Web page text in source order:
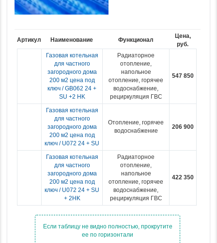
Артикул Наименование Функционал
Цена,
руб.
Газовая котельная
для частного
загородного дома
200 м2 цена под
ключ / GB062 24 +
SU +2 HK
Радиаторное
отопление,
напольное
отопление, горячее
водоснабжение,
рециркуляция ГВС
547 850
Газовая котельная
для частного
загородного дома
200 м2 цена под
ключ / U072 24 + SU
Отопление, горячее
водоснабжение
206 900
Газовая котельная
для частного
загородного дома
200 м2 цена под
ключ / U072 24 + SU
+ 2HK
Радиаторное
отопление,
напольное
отопление, горячее
водоснабжение,
рециркуляция ГВС
422 350